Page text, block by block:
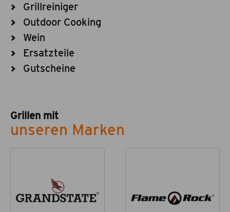
Grillreiniger
Outdoor Cooking
Wein
Ersatzteile
Gutscheine
Grillen mit
unseren Marken